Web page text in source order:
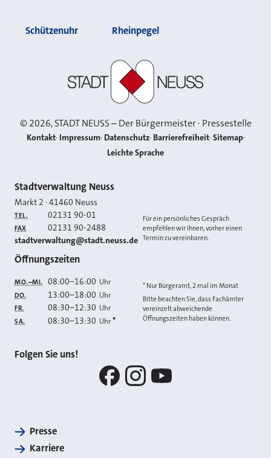
Schützenuhr Rheinpegel
©2026, STADT NEUSS – Der Bürgermeister · Pressestelle
Kontakt Impressum Datenschutz Barrierefreiheit Sitemap
Leichte Sprache
Kontakt
Stadtverwaltung Neuss
Markt 2 ·41460 Neuss
TEL. 02131 90-01
FAX 02131 90-2488
E-MAIL
stadtverwaltung@stadt.neuss.de
Für ein persönliches Gespräch
empfehlen wir Ihnen, vorher einen
Termin zu vereinbaren.
Öffnungszeiten
MO.–MI. 08:00–16:00 Uhr
DO. 13:00–18:00 Uhr
FR. 08:30–12:30 Uhr
SA. 08:30–13:30 Uhr *
* Nur Bürgeramt, 2 mal im Monat
Bitte beachten Sie, dass Fachämter
vereinzelt abweichende
Öffnungszeiten haben können.
Folgen Sie uns!
Presse
Karriere